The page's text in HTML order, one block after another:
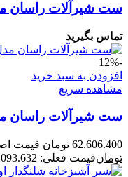
ست شیرآلات راسان
تماس بگیرید
-12%
افزودن به سبد خرید
مشاهده سریع
ست شیرآلات راسان
62.606.400 تومان قیمت اصلی: 62.606.400
تومانقیمت فعلی: 55.093.632 تومان.